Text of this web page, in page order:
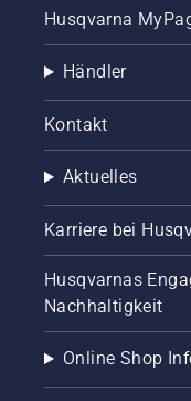
Husqvarna
Händler
Kontakt
Aktuelles
Karriere bei
Husqvarnas
Nachhaltigkeit
Online Shop